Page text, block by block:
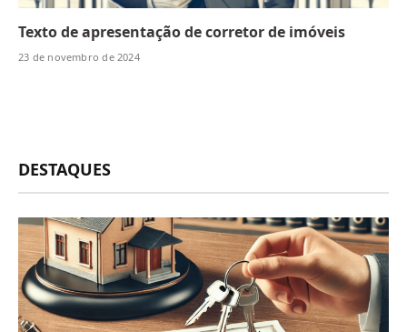
Texto de apresentação de corretor de imóveis
23 de novembro de 2024
DESTAQUES